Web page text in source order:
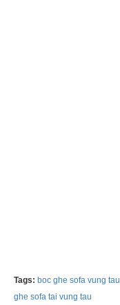
Tags: boc ghe sofa vung tau
ghe sofa tai vung tau